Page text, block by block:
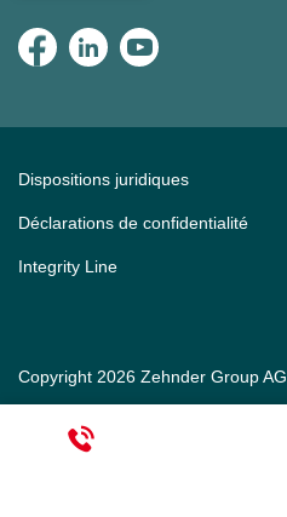
Copyright 2026 Zehnder Group AG
Dispositions juridiques
Déclarations de confidentialité
Integrity Line